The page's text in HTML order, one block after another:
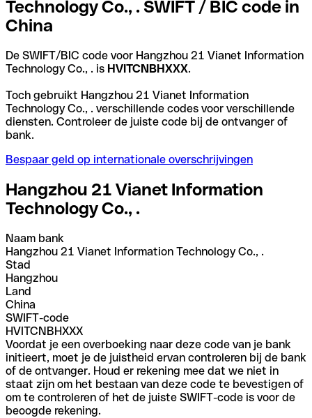
Technology Co., . SWIFT / BIC code in
China
De SWIFT/BIC code voor Hangzhou 21 Vianet Information
Technology Co., . is HVITCNBHXXX.
Toch gebruikt Hangzhou 21 Vianet Information
Technology Co., . verschillende codes voor verschillende
diensten. Controleer de juiste code bij de ontvanger of
bank.
Bespaar geld op internationale overschrijvingen
Hangzhou 21 Vianet Information
Technology Co., .
Naam bank
Hangzhou 21 Vianet Information Technology Co., .
Stad
Hangzhou
Land
China
SWIFT-code
HVITCNBHXXX
Voordat je een overboeking naar deze code van je bank
initieert, moet je de juistheid ervan controleren bij de bank
of de ontvanger. Houd er rekening mee dat we niet in
staat zijn om het bestaan van deze code te bevestigen of
om te controleren of het de juiste SWIFT-code is voor de
beoogde rekening.